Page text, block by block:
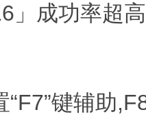
」成功率超
键辅助